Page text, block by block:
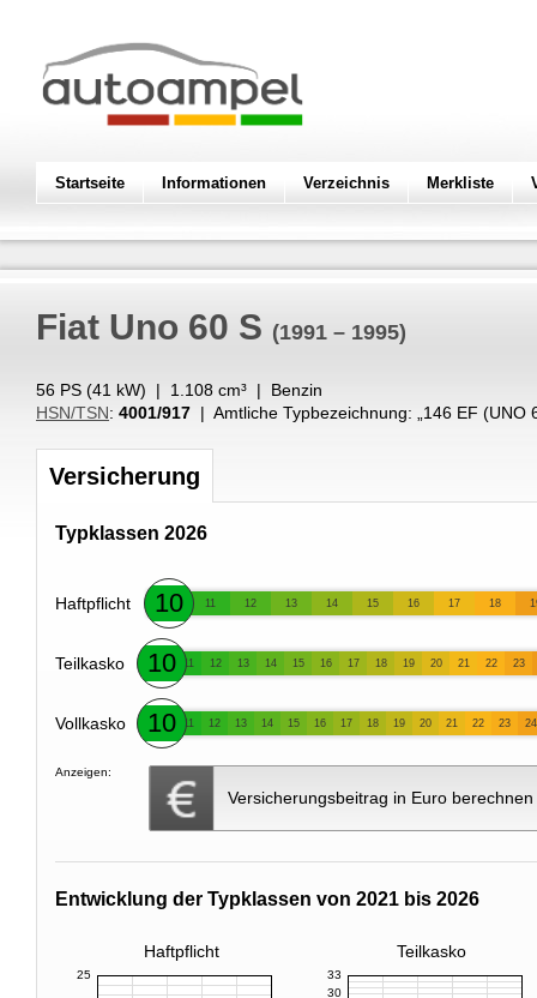
Startseite Informationen Verzeichnis Merkliste
Fiat Uno 60 S (1991 – 1995)
56 PS (41 kW) | 1.108 cm³ | Benzin
HSN/TSN: 4001/917 | Amtliche Typbezeichnung: „ 146 EF (UNO
Versicherung
Typklassen 2026
Haftpflicht 10 11 12 13 14 15 16 17 18
Teilkasko 10 11 12 13 14 15 16 17 18 19 20 21 22 23
Vollkasko 10 11 12 13 14 15 16 17 18 19 20 21 22 23 24
Anzeigen:
Versicherungsbeitrag in Euro berechnen
Entwicklung der Typklassen von 2021 bis 2026
Haftpflicht Teilkasko
25
30
33